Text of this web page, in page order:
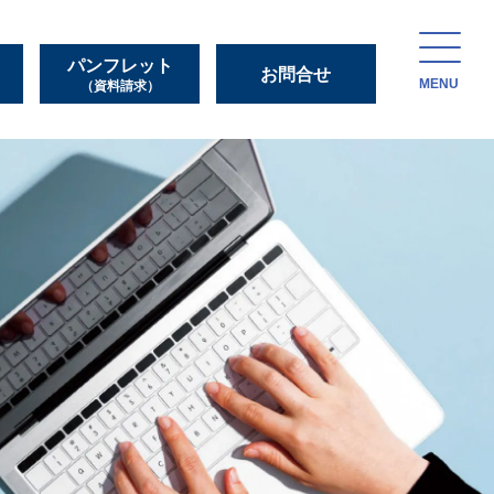
パンフレット
（資料請求）
お問合せ
MENU